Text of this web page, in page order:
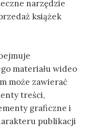
narzędzie
książek
materiału wideo
może zawierać
treści,
graficzne i
publikacji